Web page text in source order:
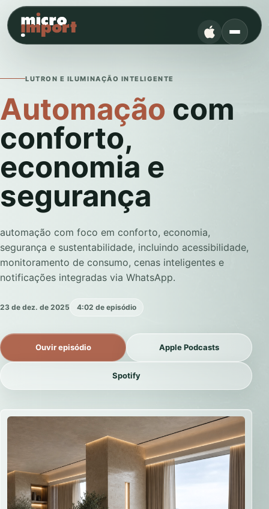
LUTRON E ILUMINAÇÃO INTELIGENTE
Automação com
conforto,
economia e
segurança
automação com foco em conforto, economia,
segurança e sustentabilidade, incluindo acessibilidade,
monitoramento de consumo, cenas inteligentes e
notificações integradas via WhatsApp.
23 de dez. de 2025 4:02 de episódio
Ouvir episódio Apple Podcasts
Spotify